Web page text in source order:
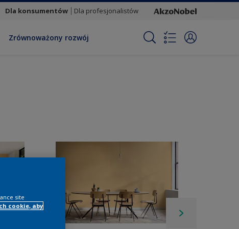
Dla konsumentów Dla profesjonalistów
Zrównoważony rozwój
site
cookie, aby